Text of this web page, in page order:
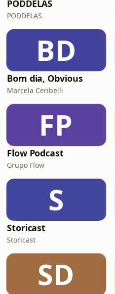
PODDELAS
PODDELAS
BD
Bom dia, Obvious
Marcela Ceribelli
FP
Flow Podcast
Grupo Flow
S
Storicast
Storicast
SD